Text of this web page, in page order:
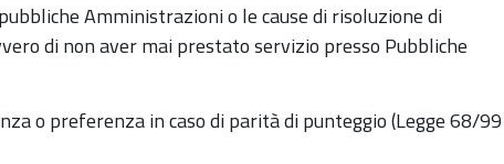
Amministrazioni o le cause di risoluzione di
di non aver mai prestato servizio presso Pubbliche
o preferenza in caso di parità di punteggio (Legge 68/99